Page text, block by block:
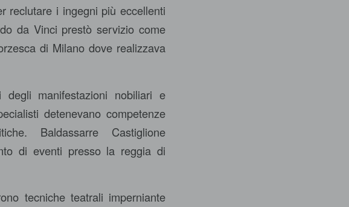
reclutare i ingegni più eccellenti
da Vinci prestò servizio come
di Milano dove realizzava
manifestazioni nobiliari e
detenevano competenze
Baldassarre Castiglione
di eventi presso la reggia di
tecniche teatrali imperniante